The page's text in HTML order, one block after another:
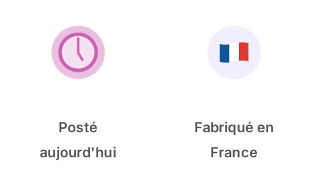
Posté
aujourd'hui
Fabriqué en
France